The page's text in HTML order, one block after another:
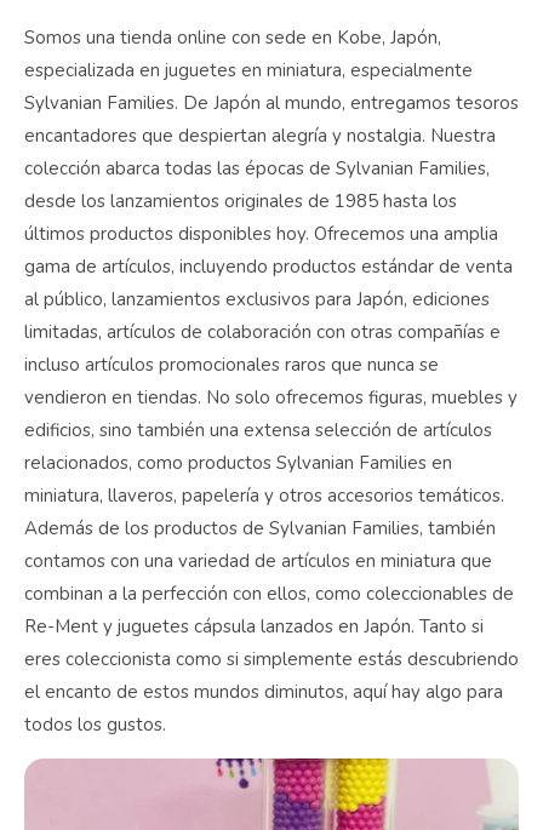
Somos una tienda online con sede en Kobe, Japón,
especializada en juguetes en miniatura, especialmente
Sylvanian Families. De Japón al mundo, entregamos tesoros
encantadores que despiertan alegría y nostalgia. Nuestra
colección abarca todas las épocas de Sylvanian Families,
desde los lanzamientos originales de 1985 hasta los
últimos productos disponibles hoy. Ofrecemos una amplia
gama de artículos, incluyendo productos estándar de venta
al público, lanzamientos exclusivos para Japón, ediciones
limitadas, artículos de colaboración con otras compañías e
incluso artículos promocionales raros que nunca se
vendieron en tiendas. No solo ofrecemos figuras, muebles y
edificios, sino también una extensa selección de artículos
relacionados, como productos Sylvanian Families en
miniatura, llaveros, papelería y otros accesorios temáticos.
Además de los productos de Sylvanian Families, también
contamos con una variedad de artículos en miniatura que
combinan a la perfección con ellos, como coleccionables de
Re-Ment y juguetes cápsula lanzados en Japón. Tanto si
eres coleccionista como si simplemente estás descubriendo
el encanto de estos mundos diminutos, aquí hay algo para
todos los gustos.